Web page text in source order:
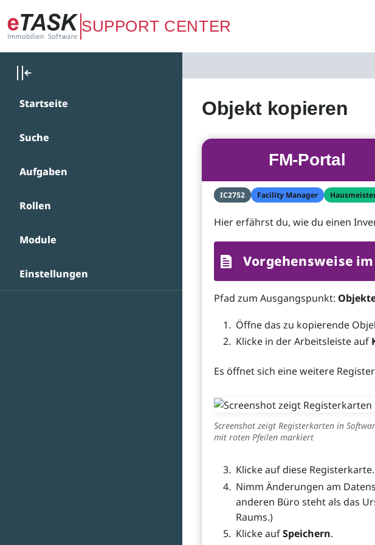
Zum Hauptinhalt springen
SUPPORT CENTER
Startseite
Suche
Aufgaben
Rollen
Module
Einstellungen
Objekt kopieren
FM-Portal
IC2752 Facility Manager
Hier erfährst du, wie du einen
Vorgehensweise
Pfad zum Ausgangspunkt:
Öffne das zu kopierende
Klicke in der Arbeitsleiste auf
Es öffnet sich eine weitere
Screenshot zeigt Registerkarten in
mit roten Pfeilen markiert
Klicke auf diese Registerkarte.
Nimm Änderungen am
anderen Büro steht als das
Raums.)
Klicke aufSpeichern.